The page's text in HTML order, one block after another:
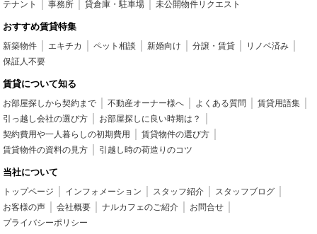
テナント 事務所 貸倉庫・駐車場 未公開物件リクエスト
おすすめ賃貸特集
新築物件 エキチカ ペット相談 新婚向け 分譲・賃貸
リノベ済み
保証人不要
賃貸について知る
お部屋探しから契約まで 不動産オーナー様へ よくある質問
賃貸用語集
引っ越し会社の選び方
お部屋探しに良い時期は？
契約費用や一人暮らしの初期費用
賃貸物件の選び方
賃貸物件の資料の見方
引越し時の荷造りのコツ
当社について
トップページ インフォメーション スタッフ紹介
スタッフブログ
お客様の声
会社概要 ナルカフェのご紹介
お問合せ
プライバシーポリシー